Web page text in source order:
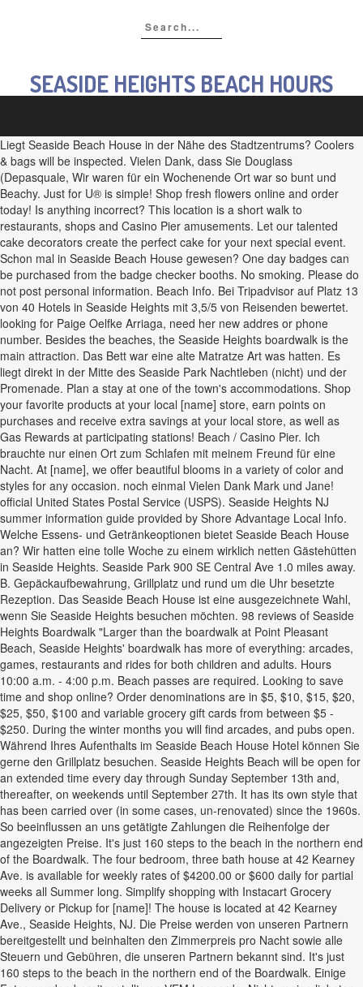
SEASIDE HEIGHTS BEACH HOURS
Liegt Seaside Beach House in der Nähe des Stadtzentrums? Coolers
& bags will be inspected. Vielen Dank, dass Sie Douglass
(Depasquale, Wir waren für ein Wochenende Ort war so bunt und
Beachy. Just for U® is simple! Shop fresh flowers online and order
today! Is anything incorrect? This location is a short walk to
restaurants, shops and Casino Pier amusements. Let our talented
cake decorators create the perfect cake for your next special event.
Schon mal in Seaside Beach House gewesen? One day badges can
be purchased from the badge checker booths. No smoking. Please do
not post personal information. Beach Info. Bei Tripadvisor auf Platz 13
von 40 Hotels in Seaside Heights mit 3,5/5 von Reisenden bewertet.
looking for Paige Oelfke Arriaga, need her new addres or phone
number. Besides the beaches, the Seaside Heights boardwalk is the
main attraction. Das Bett war eine alte Matratze Art was hatten. Es
liegt direkt in der Mitte des Seaside Park Nachtleben (nicht) und der
Promenade. Plan a stay at one of the town's accommodations. Shop
your favorite products at your local [name] store, earn points on
purchases and receive extra savings at your local store, as well as
Gas Rewards at participating stations! Beach / Casino Pier. Ich
brauchte nur einen Ort zum Schlafen mit meinem Freund für eine
Nacht. At [name], we offer beautiful blooms in a variety of color and
styles for any occasion. noch einmal Vielen Dank Mark und Jane!
official United States Postal Service (USPS). Seaside Heights NJ
summer information guide provided by Shore Advantage Local Info.
Welche Essens- und Getränkeoptionen bietet Seaside Beach House
an? Wir hatten eine tolle Woche zu einem wirklich netten Gästehütten
in Seaside Heights. Seaside Park 900 SE Central Ave 1.0 miles away.
B. Gepäckaufbewahrung, Grillplatz und rund um die Uhr besetzte
Rezeption. Das Seaside Beach House ist eine ausgezeichnete Wahl,
wenn Sie Seaside Heights besuchen möchten. 98 reviews of Seaside
Heights Boardwalk "Larger than the boardwalk at Point Pleasant
Beach, Seaside Heights' boardwalk has more of everything: arcades,
games, restaurants and rides for both children and adults. Hours
10:00 a.m. - 4:00 p.m. Beach passes are required. Looking to save
time and shop online? Order denominations are in $5, $10, $15, $20,
$25, $50, $100 and variable grocery gift cards from between $5 -
$250. During the winter months you will find arcades, and pubs open.
Während Ihres Aufenthalts im Seaside Beach House Hotel können Sie
gerne den Grillplatz besuchen. Seaside Heights Beach will be open for
an extended time every day through Sunday September 13th and,
thereafter, on weekends until September 27th. It has its own style that
has been carried over (in some cases, un-renovated) since the 1960s.
So beeinflussen an uns getätigte Zahlungen die Reihenfolge der
angezeigten Preise. It's just 160 steps to the beach in the northern end
of the Boardwalk. The four bedroom, three bath house at 42 Kearney
Ave. is available for weekly rates of $4200.00 or $600 daily for partial
weeks all Summer long. Simplify shopping with Instacart Grocery
Delivery or Pickup for [name]! The house is located at 42 Kearney
Ave., Seaside Heights, NJ. Die Preise werden von unseren Partnern
bereitgestellt und beinhalten den Zimmerpreis pro Nacht sowie alle
Steuern und Gebühren, die unseren Partnern bekannt sind. It's just
160 steps to the beach in the northern end of the Boardwalk. Einige